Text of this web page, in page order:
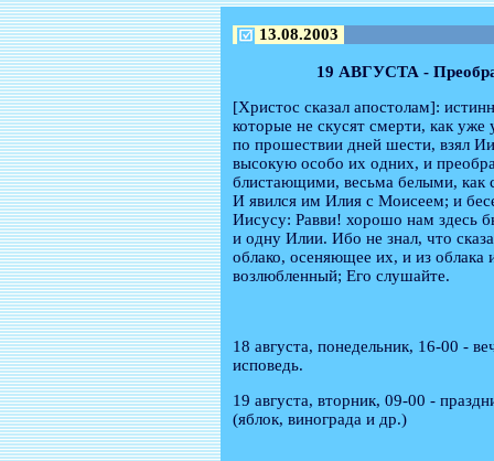
13.08.2003
19 АВГУСТА -
[Христос сказал апостолам]:
которые не скусят смерти, как
по прошествии дней шести, взял
высокую особо их одних, и
блистающими, весьма белыми, как
И явился им Илия с Моисеем; и
Иисусу: Равви! хорошо нам здесь
и одну Илии. Ибо не знал, что
облако, осеняющее их, и из
возлюбленный; Его слушайте.
18 августа, понедельник, 16-00 -
исповедь.
19 августа, вторник, 09-00 -
(яблок, винограда и др.)